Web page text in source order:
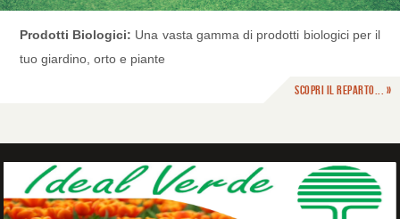
Prodotti Biologici: Una vasta gamma di prodotti biologici per il
tuo giardino, orto e piante
Scopri il reparto... »